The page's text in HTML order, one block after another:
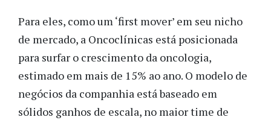
Para eles, como um ‘first mover’ em seu nicho
de mercado, a Oncoclínicas está posicionada
para surfar o crescimento da oncologia,
estimado em mais de 15% ao ano. O modelo de
negócios da companhia está baseado em
sólidos ganhos de escala, no maior time de